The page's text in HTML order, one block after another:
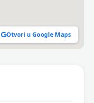
Otvori u Google Maps